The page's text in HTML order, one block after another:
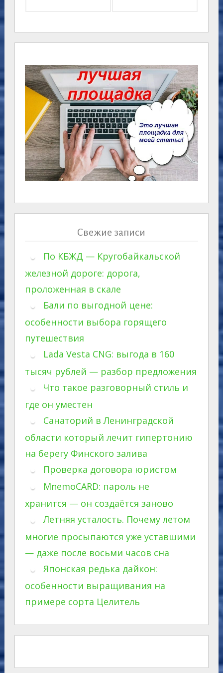
Свежие записи
По КБЖД — Кругобайкальской
железной дороге: дорога,
проложенная в скале
Бали по выгодной цене:
особенности выбора горящего
путешествия
Lada Vesta CNG: выгода в 160
тысяч рублей — разбор предложения
Что такое разговорный стиль и
где он уместен
Санаторий в Ленинградской
области который лечит гипертонию
на берегу Финского залива
Проверка договора юристом
MnemoCARD: пароль не
хранится — он создаётся заново
Летняя усталость. Почему летом
многие просыпаются уже уставшими
— даже после восьми часов сна
Японская редька дайкон:
особенности выращивания на
примере сорта Целитель